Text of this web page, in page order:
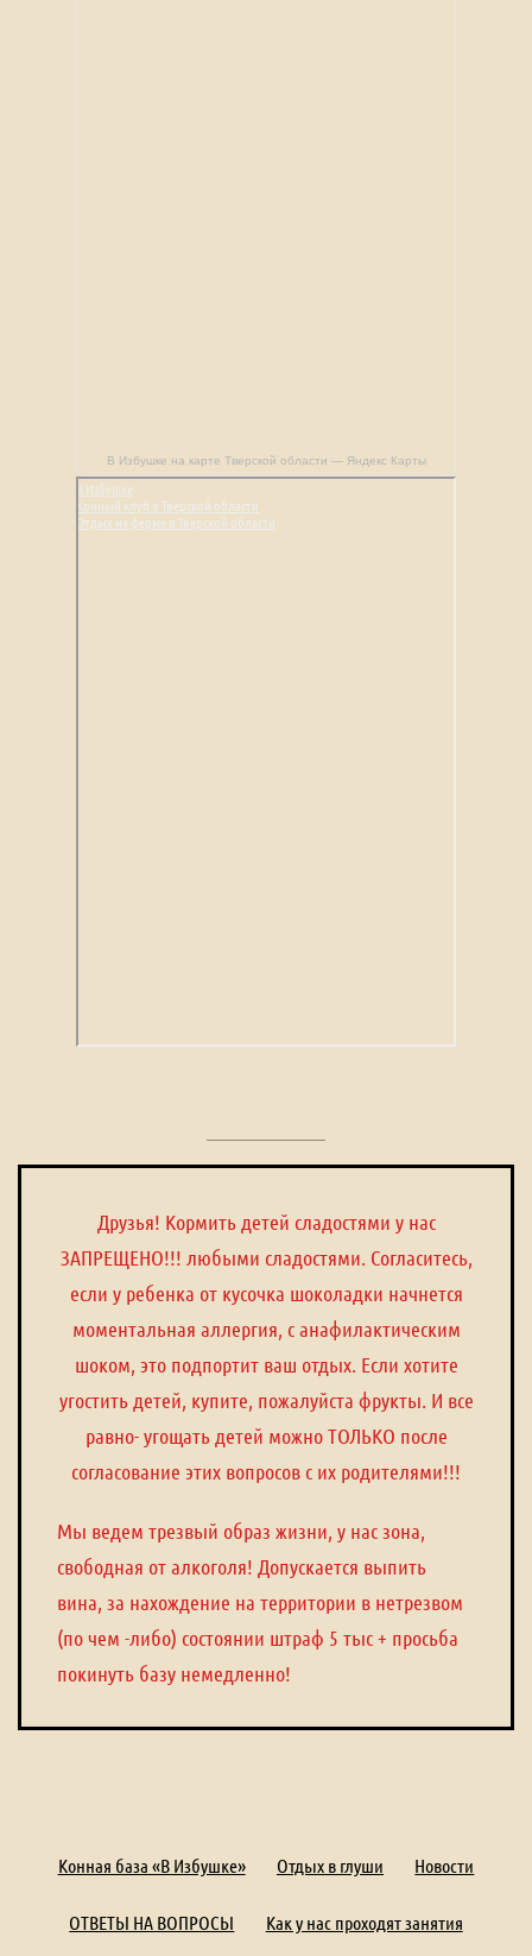
В Избушке на карте Тверской области — Яндекс Карты
В Избушке
Конный клуб в Тверской области
Отдых на ферме в Тверской области
Друзья! Кормить детей сладостями у нас
ЗАПРЕЩЕНО!!! любыми сладостями. Согласитесь,
если у ребенка от кусочка шоколадки начнется
моментальная аллергия, с анафилактическим
шоком, это подпортит ваш отдых. Если хотите
угостить детей, купите, пожалуйста фрукты. И все
равно- угощать детей можно ТОЛЬКО после
согласование этих вопросов с их родителями!!!
Мы ведем трезвый образ жизни, у нас зона,
свободная от алкоголя! Допускается выпить
вина, за нахождение на территории в нетрезвом
(по чем -либо) состоянии штраф 5 тыс + просьба
покинуть базу немедленно!
Конная база «В Избушке» Отдых в глуши Новости
ОТВЕТЫ НА ВОПРОСЫ Как у нас проходят занятия